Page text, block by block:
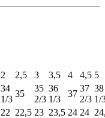
2 2,5 3 3,5 4 4,5 5
34
1/3
35
35
2/3
36
1/3
37
37
2/3
38
1/
22 22,5 23 23,5 24 24